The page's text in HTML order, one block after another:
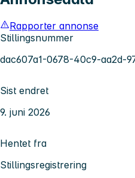
Rapporter annonse
Stillingsnummer
dac607a1-0678-40c9-aa2d-
Sist endret
9. juni 2026
Hentet fra
Stillingsregistrering